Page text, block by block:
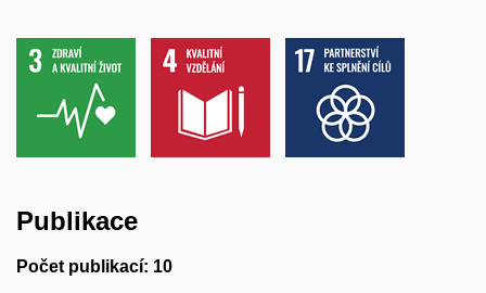
Publikace
Počet publikací: 10